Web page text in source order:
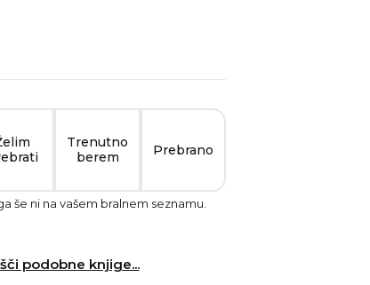
Trenutno
berem
Prebrano
še ni na vašem bralnem seznamu.
podobne knjige...